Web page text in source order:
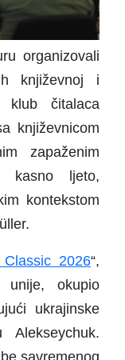
organizovali
književnoj i
klub čitalaca
književnicom
zapaženim
kasno ljeto,
kontekstom
Classic 2026“,
unije, okupio
ukrajinske